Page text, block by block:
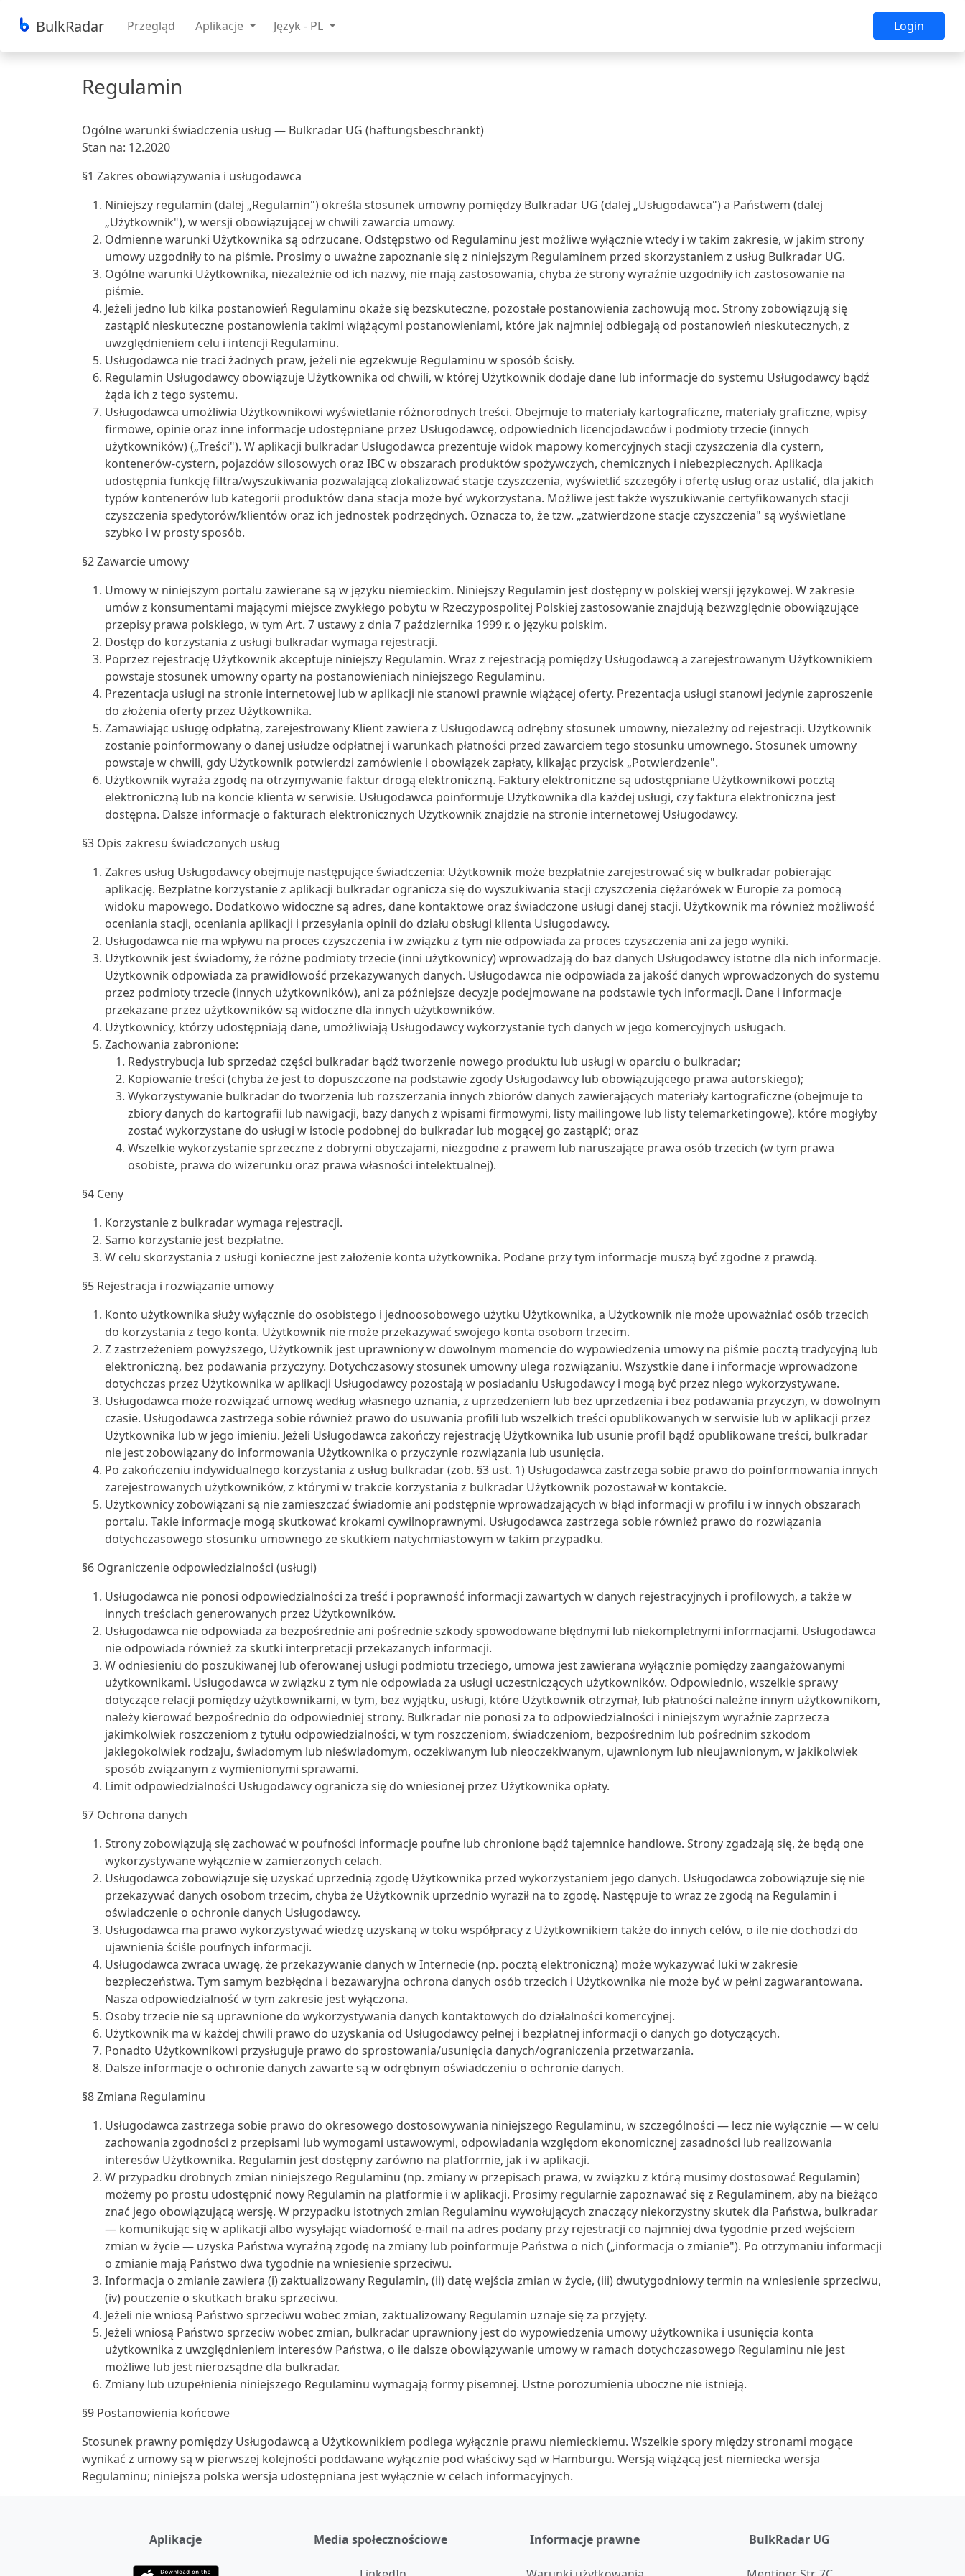
BulkRadar Przegląd Aplikacje Język - PL Login
Regulamin
Ogólne warunki świadczenia usług — Bulkradar UG (haftungsbeschränkt)
Stan na: 12.2020
§1 Zakres obowiązywania i usługodawca
Niniejszy regulamin (dalej „Regulamin") określa stosunek umowny pomiędzy Bulkradar UG (dalej „Usługodawca") a Państwem (dalej
„Użytkownik"), w wersji obowiązującej w chwili zawarcia umowy.
Odmienne warunki Użytkownika są odrzucane. Odstępstwo od Regulaminu jest możliwe wyłącznie wtedy i w takim zakresie, w jakim strony
umowy uzgodniły to na piśmie. Prosimy o uważne zapoznanie się z niniejszym Regulaminem przed skorzystaniem z usług Bulkradar UG.
Ogólne warunki Użytkownika, niezależnie od ich nazwy, nie mają zastosowania, chyba że strony wyraźnie uzgodniły ich zastosowanie na
piśmie.
Jeżeli jedno lub kilka postanowień Regulaminu okaże się bezskuteczne, pozostałe postanowienia zachowują moc. Strony zobowiązują się
zastąpić nieskuteczne postanowienia takimi wiążącymi postanowieniami, które jak najmniej odbiegają od postanowień nieskutecznych, z
uwzględnieniem celu i intencji Regulaminu.
Usługodawca nie traci żadnych praw, jeżeli nie egzekwuje Regulaminu w sposób ścisły.
Regulamin Usługodawcy obowiązuje Użytkownika od chwili, w której Użytkownik dodaje dane lub informacje do systemu Usługodawcy bądź
żąda ich z tego systemu.
Usługodawca umożliwia Użytkownikowi wyświetlanie różnorodnych treści. Obejmuje to materiały kartograficzne, materiały graficzne, wpisy
firmowe, opinie oraz inne informacje udostępniane przez Usługodawcę, odpowiednich licencjodawców i podmioty trzecie (innych
użytkowników) („Treści"). W aplikacji bulkradar Usługodawca prezentuje widok mapowy komercyjnych stacji czyszczenia dla cystern,
kontenerów-cystern, pojazdów silosowych oraz IBC w obszarach produktów spożywczych, chemicznych i niebezpiecznych. Aplikacja
udostępnia funkcję filtra/wyszukiwania pozwalającą zlokalizować stacje czyszczenia, wyświetlić szczegóły i ofertę usług oraz ustalić, dla jakich
typów kontenerów lub kategorii produktów dana stacja może być wykorzystana. Możliwe jest także wyszukiwanie certyfikowanych stacji
czyszczenia spedytorów/klientów oraz ich jednostek podrzędnych. Oznacza to, że tzw. „zatwierdzone stacje czyszczenia" są wyświetlane
szybko i w prosty sposób.
§2 Zawarcie umowy
Umowy w niniejszym portalu zawierane są w języku niemieckim. Niniejszy Regulamin jest dostępny w polskiej wersji językowej. W zakresie
umów z konsumentami mającymi miejsce zwykłego pobytu w Rzeczypospolitej Polskiej zastosowanie znajdują bezwzględnie obowiązujące
przepisy prawa polskiego, w tym Art. 7 ustawy z dnia 7 października 1999 r. o języku polskim.
Dostęp do korzystania z usługi bulkradar wymaga rejestracji.
Poprzez rejestrację Użytkownik akceptuje niniejszy Regulamin. Wraz z rejestracją pomiędzy Usługodawcą a zarejestrowanym Użytkownikiem
powstaje stosunek umowny oparty na postanowieniach niniejszego Regulaminu.
Prezentacja usługi na stronie internetowej lub w aplikacji nie stanowi prawnie wiążącej oferty. Prezentacja usługi stanowi jedynie zaproszenie
do złożenia oferty przez Użytkownika.
Zamawiając usługę odpłatną, zarejestrowany Klient zawiera z Usługodawcą odrębny stosunek umowny, niezależny od rejestracji. Użytkownik
zostanie poinformowany o danej usłudze odpłatnej i warunkach płatności przed zawarciem tego stosunku umownego. Stosunek umowny
powstaje w chwili, gdy Użytkownik potwierdzi zamówienie i obowiązek zapłaty, klikając przycisk „Potwierdzenie".
Użytkownik wyraża zgodę na otrzymywanie faktur drogą elektroniczną. Faktury elektroniczne są udostępniane Użytkownikowi pocztą
elektroniczną lub na koncie klienta w serwisie. Usługodawca poinformuje Użytkownika dla każdej usługi, czy faktura elektroniczna jest
dostępna. Dalsze informacje o fakturach elektronicznych Użytkownik znajdzie na stronie internetowej Usługodawcy.
§3 Opis zakresu świadczonych usług
Zakres usług Usługodawcy obejmuje następujące świadczenia: Użytkownik może bezpłatnie zarejestrować się w bulkradar pobierając
aplikację. Bezpłatne korzystanie z aplikacji bulkradar ogranicza się do wyszukiwania stacji czyszczenia ciężarówek w Europie za pomocą
widoku mapowego. Dodatkowo widoczne są adres, dane kontaktowe oraz świadczone usługi danej stacji. Użytkownik ma również możliwość
oceniania stacji, oceniania aplikacji i przesyłania opinii do działu obsługi klienta Usługodawcy.
Usługodawca nie ma wpływu na proces czyszczenia i w związku z tym nie odpowiada za proces czyszczenia ani za jego wyniki.
Użytkownik jest świadomy, że różne podmioty trzecie (inni użytkownicy) wprowadzają do baz danych Usługodawcy istotne dla nich informacje.
Użytkownik odpowiada za prawidłowość przekazywanych danych. Usługodawca nie odpowiada za jakość danych wprowadzonych do systemu
przez podmioty trzecie (innych użytkowników), ani za późniejsze decyzje podejmowane na podstawie tych informacji. Dane i informacje
przekazane przez użytkowników są widoczne dla innych użytkowników.
Użytkownicy, którzy udostępniają dane, umożliwiają Usługodawcy wykorzystanie tych danych w jego komercyjnych usługach.
Zachowania zabronione:
Redystrybucja lub sprzedaż części bulkradar bądź tworzenie nowego produktu lub usługi w oparciu o bulkradar;
Kopiowanie treści (chyba że jest to dopuszczone na podstawie zgody Usługodawcy lub obowiązującego prawa autorskiego);
Wykorzystywanie bulkradar do tworzenia lub rozszerzania innych zbiorów danych zawierających materiały kartograficzne (obejmuje to
zbiory danych do kartografii lub nawigacji, bazy danych z wpisami firmowymi, listy mailingowe lub listy telemarketingowe), które mogłyby
zostać wykorzystane do usługi w istocie podobnej do bulkradar lub mogącej go zastąpić; oraz
Wszelkie wykorzystanie sprzeczne z dobrymi obyczajami, niezgodne z prawem lub naruszające prawa osób trzecich (w tym prawa
osobiste, prawa do wizerunku oraz prawa własności intelektualnej).
§4 Ceny
Korzystanie z bulkradar wymaga rejestracji.
Samo korzystanie jest bezpłatne.
W celu skorzystania z usługi konieczne jest założenie konta użytkownika. Podane przy tym informacje muszą być zgodne z prawdą.
§5 Rejestracja i rozwiązanie umowy
Konto użytkownika służy wyłącznie do osobistego i jednoosobowego użytku Użytkownika, a Użytkownik nie może upoważniać osób trzecich
do korzystania z tego konta. Użytkownik nie może przekazywać swojego konta osobom trzecim.
Z zastrzeżeniem powyższego, Użytkownik jest uprawniony w dowolnym momencie do wypowiedzenia umowy na piśmie pocztą tradycyjną lub
elektroniczną, bez podawania przyczyny. Dotychczasowy stosunek umowny ulega rozwiązaniu. Wszystkie dane i informacje wprowadzone
dotychczas przez Użytkownika w aplikacji Usługodawcy pozostają w posiadaniu Usługodawcy i mogą być przez niego wykorzystywane.
Usługodawca może rozwiązać umowę według własnego uznania, z uprzedzeniem lub bez uprzedzenia i bez podawania przyczyn, w dowolnym
czasie. Usługodawca zastrzega sobie również prawo do usuwania profili lub wszelkich treści opublikowanych w serwisie lub w aplikacji przez
Użytkownika lub w jego imieniu. Jeżeli Usługodawca zakończy rejestrację Użytkownika lub usunie profil bądź opublikowane treści, bulkradar
nie jest zobowiązany do informowania Użytkownika o przyczynie rozwiązania lub usunięcia.
Po zakończeniu indywidualnego korzystania z usług bulkradar (zob. §3 ust. 1) Usługodawca zastrzega sobie prawo do poinformowania innych
zarejestrowanych użytkowników, z którymi w trakcie korzystania z bulkradar Użytkownik pozostawał w kontakcie.
Użytkownicy zobowiązani są nie zamieszczać świadomie ani podstępnie wprowadzających w błąd informacji w profilu i w innych obszarach
portalu. Takie informacje mogą skutkować krokami cywilnoprawnymi. Usługodawca zastrzega sobie również prawo do rozwiązania
dotychczasowego stosunku umownego ze skutkiem natychmiastowym w takim przypadku.
§6 Ograniczenie odpowiedzialności (usługi)
Usługodawca nie ponosi odpowiedzialności za treść i poprawność informacji zawartych w danych rejestracyjnych i profilowych, a także w
innych treściach generowanych przez Użytkowników.
Usługodawca nie odpowiada za bezpośrednie ani pośrednie szkody spowodowane błędnymi lub niekompletnymi informacjami. Usługodawca
nie odpowiada również za skutki interpretacji przekazanych informacji.
W odniesieniu do poszukiwanej lub oferowanej usługi podmiotu trzeciego, umowa jest zawierana wyłącznie pomiędzy zaangażowanymi
użytkownikami. Usługodawca w związku z tym nie odpowiada za usługi uczestniczących użytkowników. Odpowiednio, wszelkie sprawy
dotyczące relacji pomiędzy użytkownikami, w tym, bez wyjątku, usługi, które Użytkownik otrzymał, lub płatności należne innym użytkownikom,
należy kierować bezpośrednio do odpowiedniej strony. Bulkradar nie ponosi za to odpowiedzialności i niniejszym wyraźnie zaprzecza
jakimkolwiek roszczeniom z tytułu odpowiedzialności, w tym roszczeniom, świadczeniom, bezpośrednim lub pośrednim szkodom
jakiegokolwiek rodzaju, świadomym lub nieświadomym, oczekiwanym lub nieoczekiwanym, ujawnionym lub nieujawnionym, w jakikolwiek
sposób związanym z wymienionymi sprawami.
Limit odpowiedzialności Usługodawcy ogranicza się do wniesionej przez Użytkownika opłaty.
§7 Ochrona danych
Strony zobowiązują się zachować w poufności informacje poufne lub chronione bądź tajemnice handlowe. Strony zgadzają się, że będą one
wykorzystywane wyłącznie w zamierzonych celach.
Usługodawca zobowiązuje się uzyskać uprzednią zgodę Użytkownika przed wykorzystaniem jego danych. Usługodawca zobowiązuje się nie
przekazywać danych osobom trzecim, chyba że Użytkownik uprzednio wyraził na to zgodę. Następuje to wraz ze zgodą na Regulamin i
oświadczenie o ochronie danych Usługodawcy.
Usługodawca ma prawo wykorzystywać wiedzę uzyskaną w toku współpracy z Użytkownikiem także do innych celów, o ile nie dochodzi do
ujawnienia ściśle poufnych informacji.
Usługodawca zwraca uwagę, że przekazywanie danych w Internecie (np. pocztą elektroniczną) może wykazywać luki w zakresie
bezpieczeństwa. Tym samym bezbłędna i bezawaryjna ochrona danych osób trzecich i Użytkownika nie może być w pełni zagwarantowana.
Nasza odpowiedzialność w tym zakresie jest wyłączona.
Osoby trzecie nie są uprawnione do wykorzystywania danych kontaktowych do działalności komercyjnej.
Użytkownik ma w każdej chwili prawo do uzyskania od Usługodawcy pełnej i bezpłatnej informacji o danych go dotyczących.
Ponadto Użytkownikowi przysługuje prawo do sprostowania/usunięcia danych/ograniczenia przetwarzania.
Dalsze informacje o ochronie danych zawarte są w odrębnym oświadczeniu o ochronie danych.
§8 Zmiana Regulaminu
Usługodawca zastrzega sobie prawo do okresowego dostosowywania niniejszego Regulaminu, w szczególności — lecz nie wyłącznie — w celu
zachowania zgodności z przepisami lub wymogami ustawowymi, odpowiadania względom ekonomicznej zasadności lub realizowania
interesów Użytkownika. Regulamin jest dostępny zarówno na platformie, jak i w aplikacji.
W przypadku drobnych zmian niniejszego Regulaminu (np. zmiany w przepisach prawa, w związku z którą musimy dostosować Regulamin)
możemy po prostu udostępnić nowy Regulamin na platformie i w aplikacji. Prosimy regularnie zapoznawać się z Regulaminem, aby na bieżąco
znać jego obowiązującą wersję. W przypadku istotnych zmian Regulaminu wywołujących znaczący niekorzystny skutek dla Państwa, bulkradar
— komunikując się w aplikacji albo wysyłając wiadomość e-mail na adres podany przy rejestracji co najmniej dwa tygodnie przed wejściem
zmian w życie — uzyska Państwa wyraźną zgodę na zmiany lub poinformuje Państwa o nich („informacja o zmianie"). Po otrzymaniu informacji
o zmianie mają Państwo dwa tygodnie na wniesienie sprzeciwu.
Informacja o zmianie zawiera (i) zaktualizowany Regulamin, (ii) datę wejścia zmian w życie, (iii) dwutygodniowy termin na wniesienie sprzeciwu,
(iv) pouczenie o skutkach braku sprzeciwu.
Jeżeli nie wniosą Państwo sprzeciwu wobec zmian, zaktualizowany Regulamin uznaje się za przyjęty.
Jeżeli wniosą Państwo sprzeciw wobec zmian, bulkradar uprawniony jest do wypowiedzenia umowy użytkownika i usunięcia konta
użytkownika z uwzględnieniem interesów Państwa, o ile dalsze obowiązywanie umowy w ramach dotychczasowego Regulaminu nie jest
możliwe lub jest nierozsądne dla bulkradar.
Zmiany lub uzupełnienia niniejszego Regulaminu wymagają formy pisemnej. Ustne porozumienia uboczne nie istnieją.
§9 Postanowienia końcowe
Stosunek prawny pomiędzy Usługodawcą a Użytkownikiem podlega wyłącznie prawu niemieckiemu. Wszelkie spory między stronami mogące
wynikać z umowy są w pierwszej kolejności poddawane wyłącznie pod właściwy sąd w Hamburgu. Wersją wiążącą jest niemiecka wersja
Regulaminu; niniejsza polska wersja udostępniana jest wyłącznie w celach informacyjnych.
Aplikacje Media społecznościowe Informacje prawne BulkRadar UG